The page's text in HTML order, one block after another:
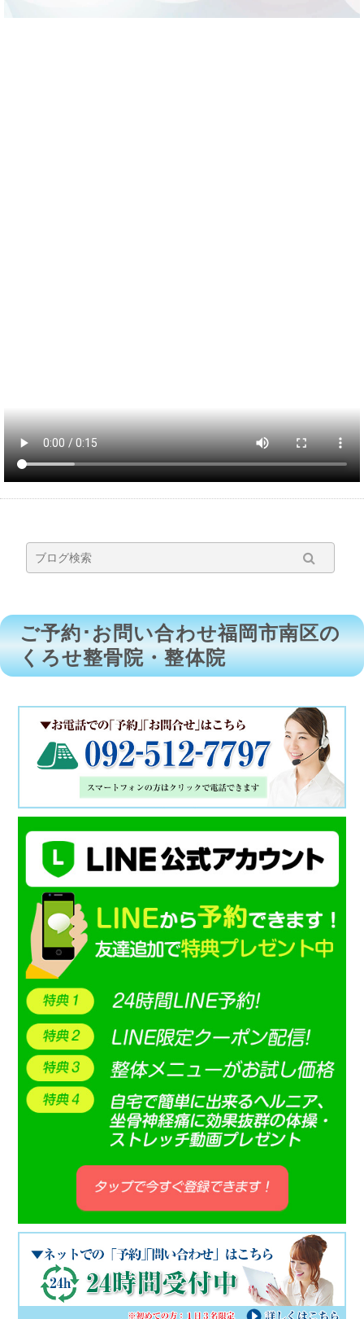
ご予約･お問い合わせ福岡市南区の
くろせ整骨院・整体院